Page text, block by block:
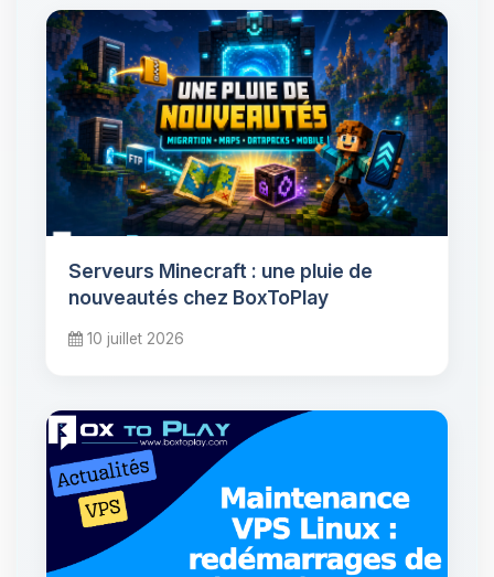
Serveurs Minecraft : une pluie de
nouveautés chez BoxToPlay
10 juillet 2026